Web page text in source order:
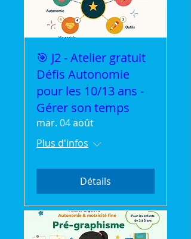
🎯 J2 - Atelier gratuit
Défis Autonomie
pour les 10/13 ans -
Gérer son temps
mar. 04 août
Plus d'infos
Détails